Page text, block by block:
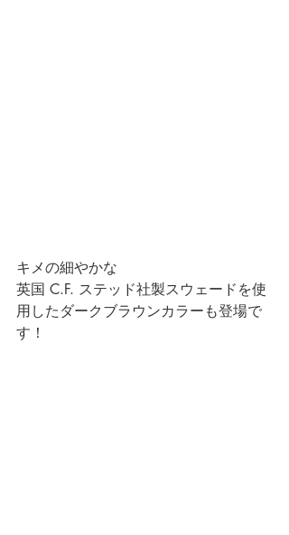
キメの細やかな
英国 C.F. ステッド社製スウェードを使
用したダークブラウンカラーも登場で
す！